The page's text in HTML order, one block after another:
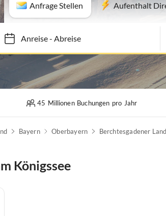
Anfrage Stellen Aufenthalt
Anreise-Abreise
45 Millionen Buchungen pro Jahr
Bayern Oberbayern Berchtesgadener Land
Königssee